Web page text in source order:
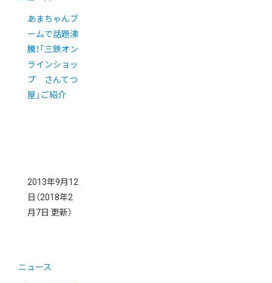
あまちゃんブ
ームで話題沸
騰！「三鉄オン
ラインショッ
プ さんてつ
屋」ご紹介
2013年9月12
日 （2018年2
月7日 更新）
ニュース